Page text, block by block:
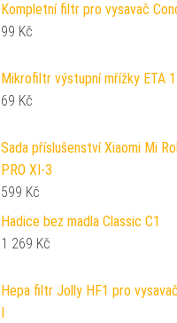
Kompletní filtr pro vysavač
99 Kč
Mikrofiltr výstupní mřížky ETA
69 Kč
Sada příslušenství Xiaomi Mi
PRO XI-3
599 Kč
Hadice bez madla Classic C1
1 269 Kč
Hepa filtr Jolly HF1 pro